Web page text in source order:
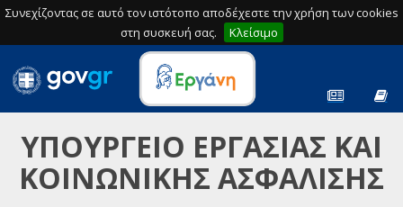
Συνεχίζοντας σε αυτό τον ιστότοπο αποδέχεστε την χρήση των cookies
στη συσκευή σας.
Κλείσιμο
ΥΠΟΥΡΓΕΙΟ ΕΡΓΑΣΙΑΣ ΚΑΙ
ΚΟΙΝΩΝΙΚΗΣ ΑΣΦΑΛΙΣΗΣ